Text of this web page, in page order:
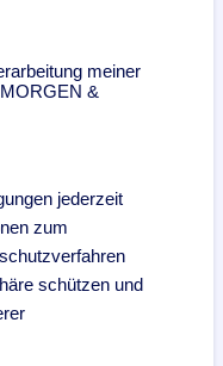
meiner
&
jederzeit
zum
schützen und